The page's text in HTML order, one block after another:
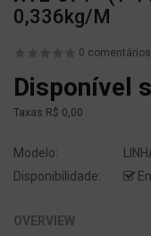
0,336kg/m
0 comentários
Disponível
Taxas R$ 0,00
Modelo:
Disponibilidade:
OVERVIEW